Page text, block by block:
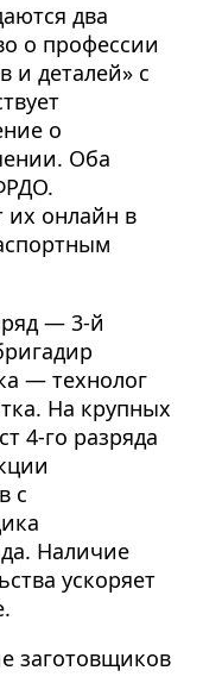
два
о профессии
и деталей» с
о
Оба
их онлайн в
— 3-й
— технолог
На крупных
4-го разряда
с
Наличие
ускоряет
заготовщиков